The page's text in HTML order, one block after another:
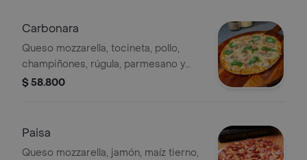
Carbonara
Queso mozzarella, tocineta, pollo,
champiñones, rúgula, parmesano y
salsa carbonara, tamaño a elegir
$ 58.800
Paisa
Queso mozzarella, jamón, maíz tierno,